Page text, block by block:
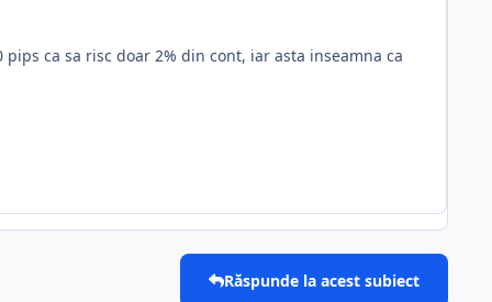
ca sa risc doar 2% din cont, iar asta inseamna ca
Răspunde la acest subiect